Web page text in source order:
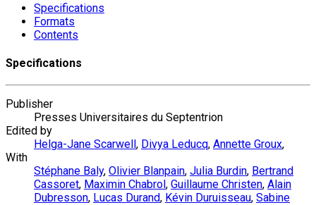
Specifications
Formats
Contents
Specifications
Publisher
Presses Universitaires du Septentrion
Edited by
Helga-Jane Scarwell , Divya Leducq, Annette Groux,
With
Stéphane Baly, Olivier Blanpain, Julia Burdin, Bertrand
Cassoret, Maximin Chabrol , Guillaume Christen, Alain
Dubresson, Lucas Durand, Kévin Duruisseau, Sabine